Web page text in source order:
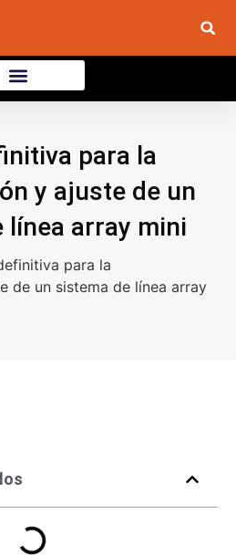
para la
y ajuste de un
línea array mini
para la
de un sistema de línea array